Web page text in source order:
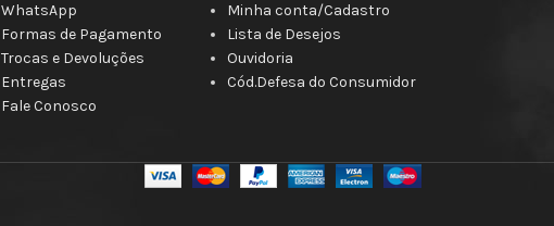
WhatsApp
Formas de Pagamento
Trocas e Devoluções
Entregas
Fale Conosco
Minha conta/Cadastro
Lista de Desejos
Ouvidoria
Cód.Defesa do Consumidor